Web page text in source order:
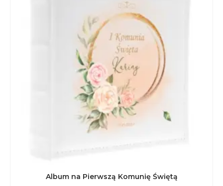
Album na Pierwszą Komunię Świętą